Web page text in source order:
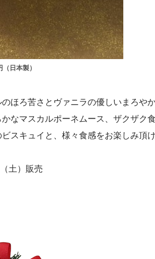
日本製）
ほろ苦さとヴァニラの優しいまろや
なマスカルポーネムース、ザクザク
スキュイと、様々食感をお楽しみ頂
土）販売